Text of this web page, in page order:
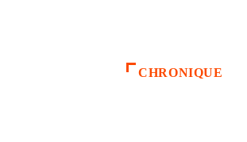
CHRONIQUE